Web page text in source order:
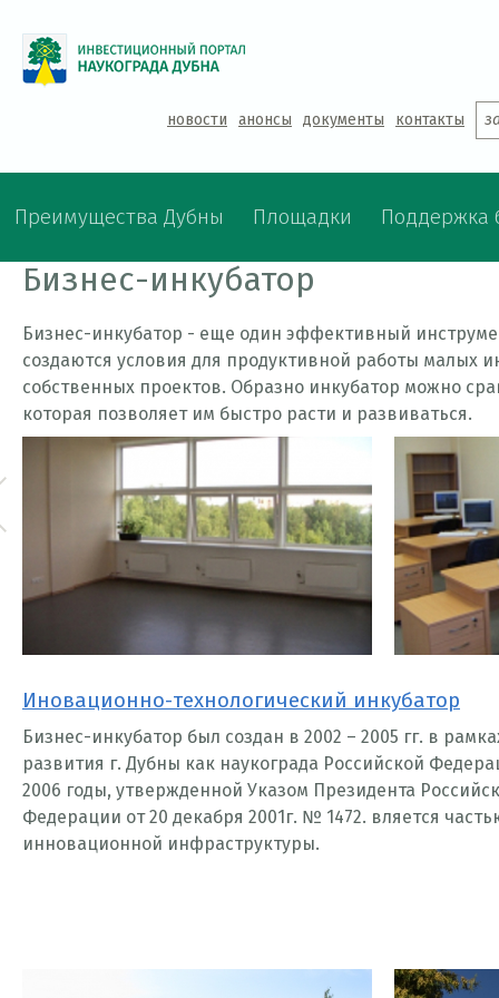
новости анонсы документы контакты
Преимущества Дубны Площадки Поддержка
Бизнес-инкубатор
Бизнес-инкубатор - еще один эффективный
создаются условия для продуктивной работы
собственных проектов. Образно инкубатор можно
которая позволяет им быстро расти и развиваться.
Иновационно-технологический инкубатор
Бизнес-инкубатор был создан в 2002 – 2005 гг. в
развития г. Дубны как наукограда Российской
2006 годы, утвержденной Указом Президента
Федерации от 20 декабря 2001г. № 1472. вляется
инновационной инфраструктуры.